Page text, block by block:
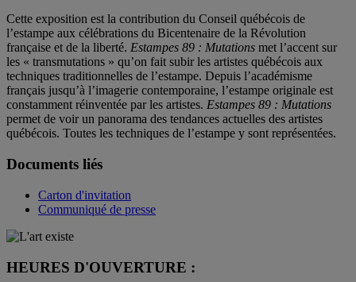
Cette exposition est la contribution du Conseil québécois de
l’estampe aux célébrations du Bicentenaire de la Révolution
française et de la liberté. Estampes 89 : Mutations met l’accent sur
les « transmutations » qu’on fait subir les artistes québécois aux
techniques traditionnelles de l’estampe. Depuis l’académisme
français jusqu’à l’imagerie contemporaine, l’estampe originale est
constamment réinventée par les artistes. Estampes 89 : Mutations
permet de voir un panorama des tendances actuelles des artistes
québécois. Toutes les techniques de l’estampe y sont représentées.
Documents liés
Carton d'invitation
Communiqué de presse
HEURES D'OUVERTURE :